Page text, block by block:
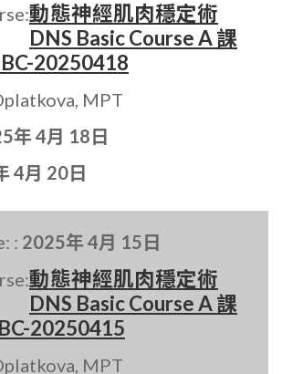
動態神經肌肉穩定術
DNS Basic Course A 課
20250418
MPT
年 4月 18日
4月 20日
: 2025年 4月 15日
動態神經肌肉穩定術
DNS Basic Course A 課
20250415
MPT